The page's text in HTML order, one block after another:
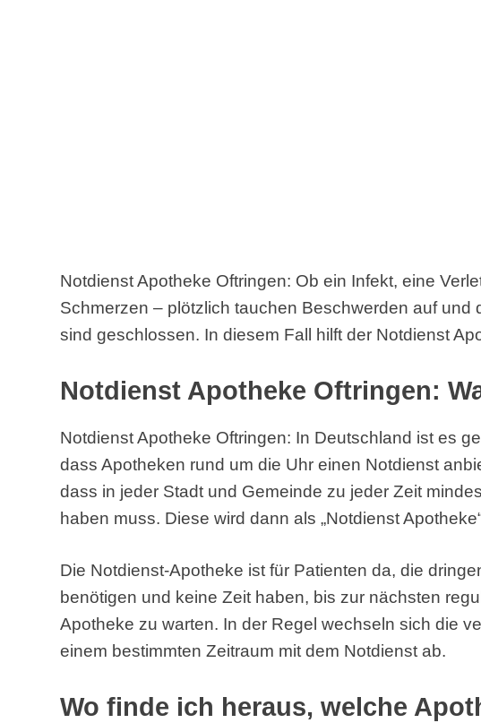
Notdienst Apotheke Oftringen: Ob ein Infekt, eine
Schmerzen – plötzlich tauchen Beschwerden auf und
sind geschlossen. In diesem Fall hilft der Notdienst
Notdienst Apotheke Oftringen:
Notdienst Apotheke Oftringen: In Deutschland ist es
dass Apotheken rund um die Uhr einen Notdienst
dass in jeder Stadt und Gemeinde zu jeder Zeit
haben muss. Diese wird dann als „Notdienst
Die Notdienst-Apotheke ist für Patienten da, die
benötigen und keine Zeit haben, bis zur nächsten
Apotheke zu warten. In der Regel wechseln sich die
einem bestimmten Zeitraum mit dem Notdienst ab.
Wo finde ich heraus, welche